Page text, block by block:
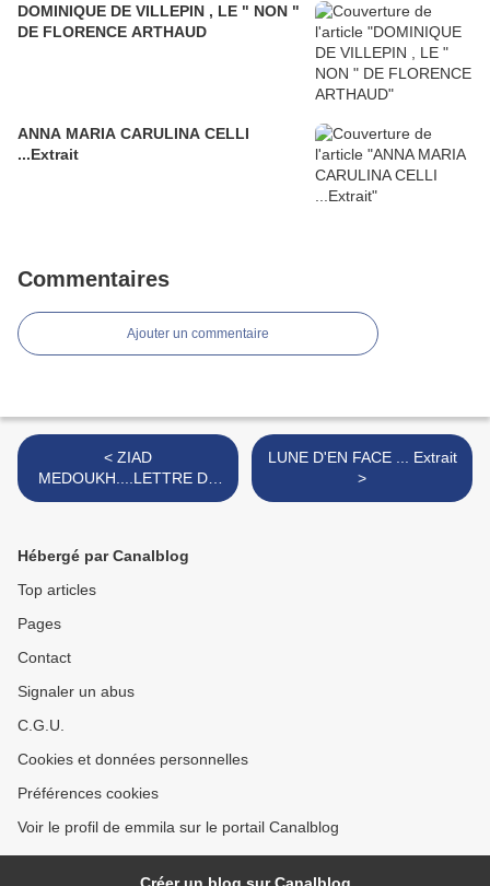
DOMINIQUE DE VILLEPIN , LE " NON "
DE FLORENCE ARTHAUD
ANNA MARIA CARULINA CELLI
...Extrait
Commentaires
Ajouter un commentaire
< ZIAD
MEDOUKH....LETTRE DE
GAZA
LUNE D'EN FACE ... Extrait
>
Hébergé par Canalblog
Top articles
Pages
Contact
Signaler un abus
C.G.U.
Cookies et données personnelles
Préférences cookies
Voir le profil de emmila sur le portail Canalblog